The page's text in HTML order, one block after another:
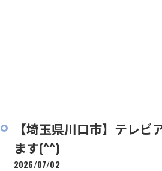
【埼玉県川口市】テレ
ます(^^)
2026/07/02